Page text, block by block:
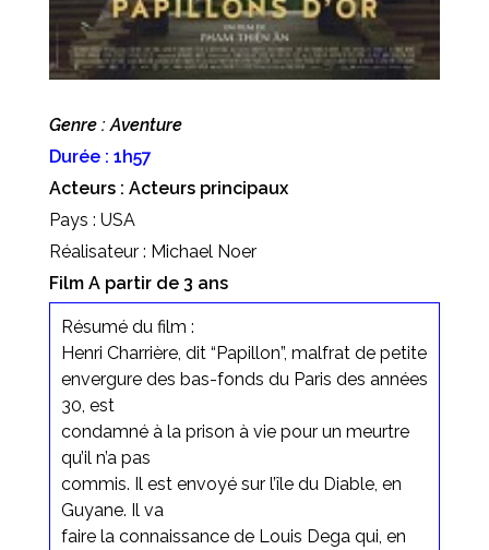
Genre : Aventure
Durée : 1h57
Acteurs : Acteurs principaux
Pays : USA
Réalisateur : Michael Noer
Film A partir de 3 ans
Résumé du film :
Henri Charrière, dit “Papillon”, malfrat de petite
envergure des bas-fonds du Paris des années
30, est
condamné à la prison à vie pour un meurtre
qu’il n’a pas
commis. Il est envoyé sur l’île du Diable, en
Guyane. Il va
faire la connaissance de Louis Dega qui, en